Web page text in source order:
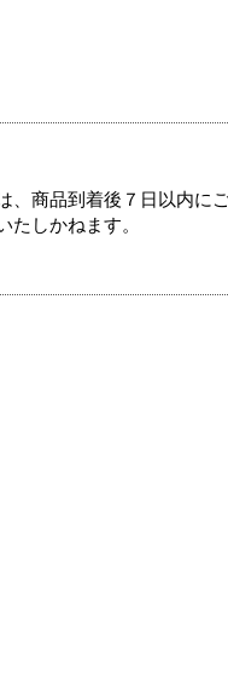
、商品到着後７日以内に
たしかねます。